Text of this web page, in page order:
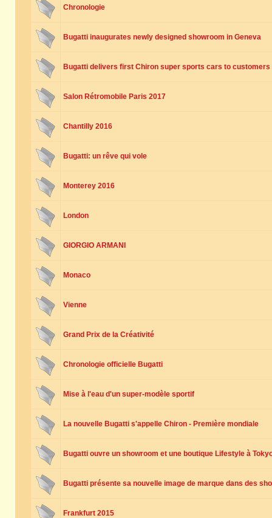
Chronologie
Bugatti inaugurates newly designed showroom in Geneva
Bugatti delivers first Chiron super sports cars to customers
Salon Rétromobile Paris 2017
Chantilly 2016
Bugatti: un rêve qui vole
Monterey 2016
London
GIORGIO ARMANI
Monaco
Vienne
Grand Prix de la Créativité
Chronologie officielle Bugatti
Mise à l'eau d'un super-modèle sportif
La nouvelle Bugatti s'appelle Chiron - Première mondiale
Bugatti ouvre un showroom et une boutique Lifestyle à
Bugatti présente sa nouvelle image de marque dans des
Frankfurt 2015